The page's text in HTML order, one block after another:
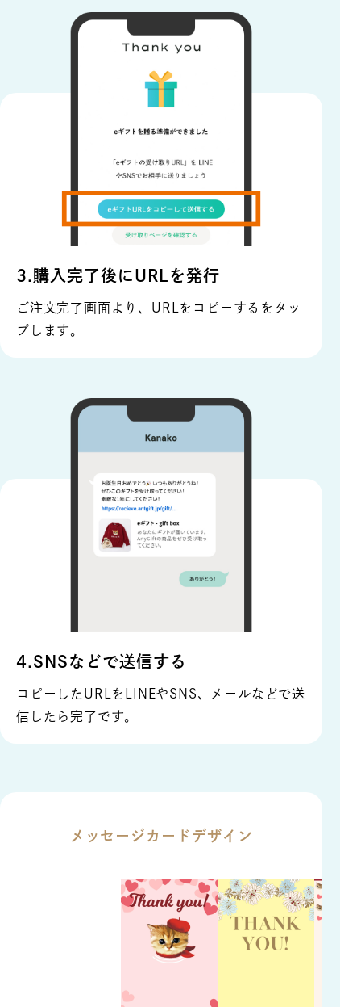
3.購入完了後にURLを発行
ご注文完了画面より、URLをコピーするをタッ
プします。
4.SNSなどで送信する
コピーしたURLをLINEやSNS、メールなどで送
信したら完了です。
メッセージカードデザイン